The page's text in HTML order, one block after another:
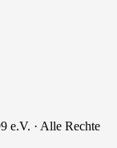
e.V. · Alle Rechte